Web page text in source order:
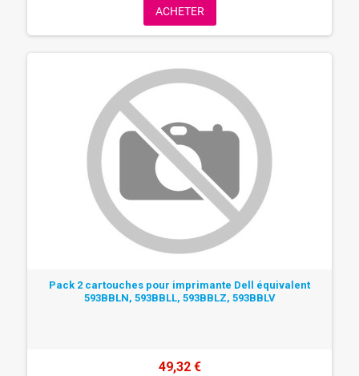
ACHETER
Pack 2 cartouches pour imprimante Dell équivalent
593BBLN, 593BBLL, 593BBLZ, 593BBLV
49,32 €